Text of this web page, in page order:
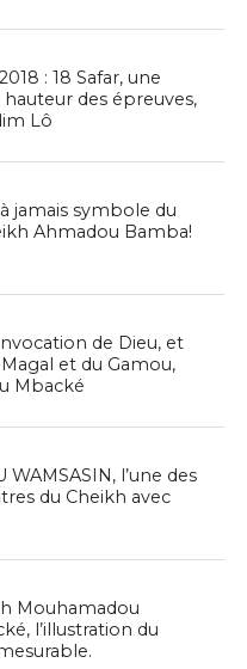
: 18 Safar, une
des épreuves,
Lô
à jamais symbole du
Ahmadou Bamba!
de Dieu, et
et du Gamou,
Mbacké
WAMSASIN, l’une des
du Cheikh avec
Mouhamadou
l’illustration du